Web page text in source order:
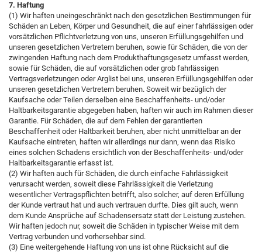
7. Haftung
(1) Wir haften uneingeschränkt nach den gesetzlichen Bestimmungen für
Schäden an Leben, Körper und Gesundheit, die auf einer fahrlässigen oder
vorsätzlichen Pflichtverletzung von uns, unseren Erfüllungsgehilfen und
unseren gesetzlichen Vertretern beruhen, sowie für Schäden, die von der
zwingenden Haftung nach dem Produkthaftungsgesetz umfasst werden,
sowie für Schäden, die auf vorsätzlichen oder grob fahrlässigen
Vertragsverletzungen oder Arglist bei uns, unseren Erfüllungsgehilfen oder
unseren gesetzlichen Vertretern beruhen. Soweit wir bezüglich der
Kaufsache oder Teilen derselben eine Beschaffenheits- und/oder
Haltbarkeitsgarantie abgegeben haben, haften wir auch im Rahmen dieser
Garantie. Für Schäden, die auf dem Fehlen der garantierten
Beschaffenheit oder Haltbarkeit beruhen, aber nicht unmittelbar an der
Kaufsache eintreten, haften wir allerdings nur dann, wenn das Risiko
eines solchen Schadens ersichtlich von der Beschaffenheits- und/oder
Haltbarkeitsgarantie erfasst ist.
(2) Wir haften auch für Schäden, die durch einfache Fahrlässigkeit
verursacht werden, soweit diese Fahrlässigkeit die Verletzung
wesentlicher Vertragspflichten betrifft, also solcher, auf deren Erfüllung
der Kunde vertraut hat und auch vertrauen durfte. Dies gilt auch, wenn
dem Kunde Ansprüche auf Schadensersatz statt der Leistung zustehen.
Wir haften jedoch nur, soweit die Schäden in typischer Weise mit dem
Vertrag verbunden und vorhersehbar sind.
(3) Eine weitergehende Haftung von uns ist ohne Rücksicht auf die